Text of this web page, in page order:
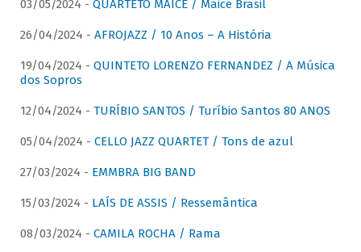
03/05/2024 - QUARTETO MAICÉ / Maicé Brasil
26/04/2024 - AFROJAZZ / 10 Anos – A História
19/04/2024 - QUINTETO LORENZO FERNANDEZ / A Música
dos Sopros
12/04/2024 - TURÍBIO SANTOS / Turíbio Santos 80 ANOS
05/04/2024 - CELLO JAZZ QUARTET / Tons de azul
27/03/2024 - EMMBRA BIG BAND
15/03/2024 - LAÍS DE ASSIS / Ressemântica
08/03/2024 - CAMILA ROCHA / Rama